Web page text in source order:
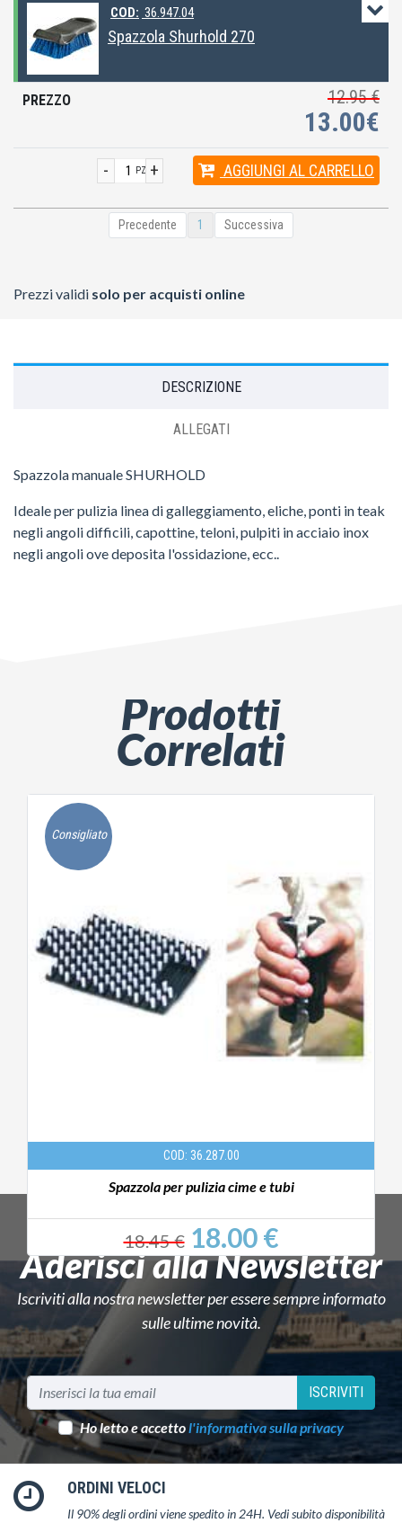
COD: 36.947.04
Spazzola Shurhold 270
12.95 €
13.00€
+
- PZ AGGIUNGI AL CARRELLO
Precedente 1 Successiva
Prezzi validi solo per acquisti online
DESCRIZIONE
ALLEGATI
Spazzola manuale SHURHOLD
Ideale per pulizia linea di galleggiamento, eliche, ponti in teak
negli angoli difficili, capottine, teloni, pulpiti in acciaio inox
negli angoli ove deposita l'ossidazione, ecc..
Prodotti
Correlati
Consigliato
COD: 36.287.00
Spazzola per pulizia cime e tubi
18.45 €18.00 €
Aderisci alla Newsletter
Iscriviti alla nostra newsletter per essere sempre informato
sulle ultime novità.
ISCRIVITI
Ho letto e accettol'informativa sulla privacy
ORDINI VELOCI
Il 90% degli ordini viene spedito in 24H. Vedi subito disponibilità